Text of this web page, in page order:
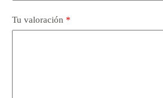
Tu valoración *